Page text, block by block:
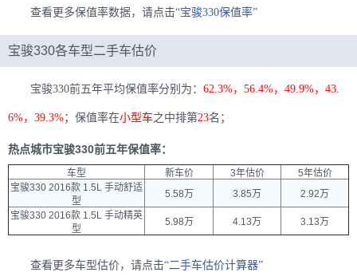
查看更多保值率数据，请点击“宝骏330保值率”
宝骏330各车型二手车估价
宝骏330前五年平均保值率分别为： 62.3%，56.4%，49.9%，43.
6%，39.3%；保值率在小型车之中排第23名；
热点城市宝骏330前五年保值率：
车型 新车价 3年估价
5年估价
宝骏330 2016款 1.5L 手动舒适
型
5.58万 3.85万
2.92万
宝骏330 2016款 1.5L 手动精英
型
5.98万 4.13万 3.13万
查看更多车型估价，请点击“二手车估价计算器”